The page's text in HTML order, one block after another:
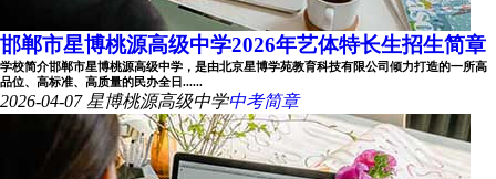
邯郸市星博桃源高级中学2026年艺体特长生招生简章
学校简介邯郸市星博桃源高级中学，是由北京星博学苑教育科技有限公司倾力打造的一所高
品位、高标准、高质量的民办全日......
2026-04-07 星博桃源高级中学中考简章